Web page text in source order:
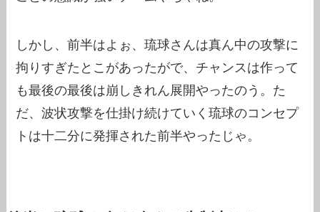
しかし、前半はよぉ、琉球さんは真ん中の攻撃に
拘りすぎたとこがあったがで、チャンスは作って
も最後の最後は崩しきれん展開やったのう。た
だ、波状攻撃を仕掛け続けていく琉球のコンセプ
トは十二分に発揮された前半やったじゃ。